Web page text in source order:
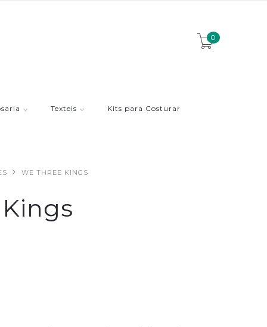
0
Texteis Kits para Costurar
WE THREE KINGS